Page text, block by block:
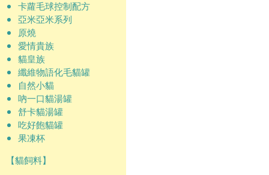
卡蘿毛球控制配方
亞米亞米系列
原燒
愛情貴族
貓皇族
纖維物語化毛貓罐
自然小貓
吶一口貓湯罐
舒卡貓湯罐
吃好飽貓罐
果凍杯
【貓飼料】